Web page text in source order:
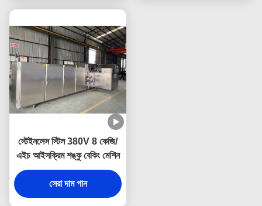
স্টেইনলেস স্টিল 380V 8 কেজি/
এইচ আইসক্রিম শঙ্কু বেকিং মেশিন
সেরা দাম পান